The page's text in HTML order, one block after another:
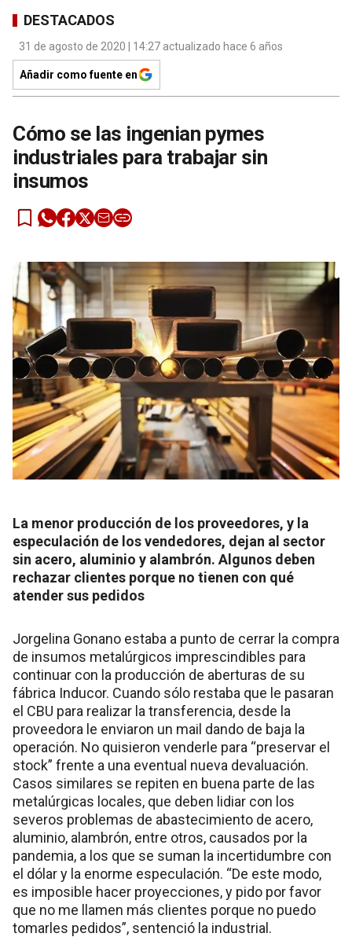
DESTACADOS
31 de agosto de 2020 | 14:27 actualizado hace 6 años
Añadir como fuente en
Cómo se las ingenian pymes
industriales para trabajar sin
insumos
La menor producción de los proveedores, y la
especulación de los vendedores, dejan al sector
sin acero, aluminio y alambrón. Algunos deben
rechazar clientes porque no tienen con qué
atender sus pedidos
Jorgelina Gonano estaba a punto de cerrar la compra
de insumos metalúrgicos imprescindibles para
continuar con la producción de aberturas de su
fábrica Inducor. Cuando sólo restaba que le pasaran
el CBU para realizar la transferencia, desde la
proveedora le enviaron un mail dando de baja la
operación. No quisieron venderle para “preservar el
stock” frente a una eventual nueva devaluación.
Casos similares se repiten en buena parte de las
metalúrgicas locales, que deben lidiar con los
severos problemas de abastecimiento de acero,
aluminio, alambrón, entre otros, causados por la
pandemia, a los que se suman la incertidumbre con
el dólar y la enorme especulación. “De este modo,
es imposible hacer proyecciones, y pido por favor
que no me llamen más clientes porque no puedo
tomarles pedidos”, sentenció la industrial.